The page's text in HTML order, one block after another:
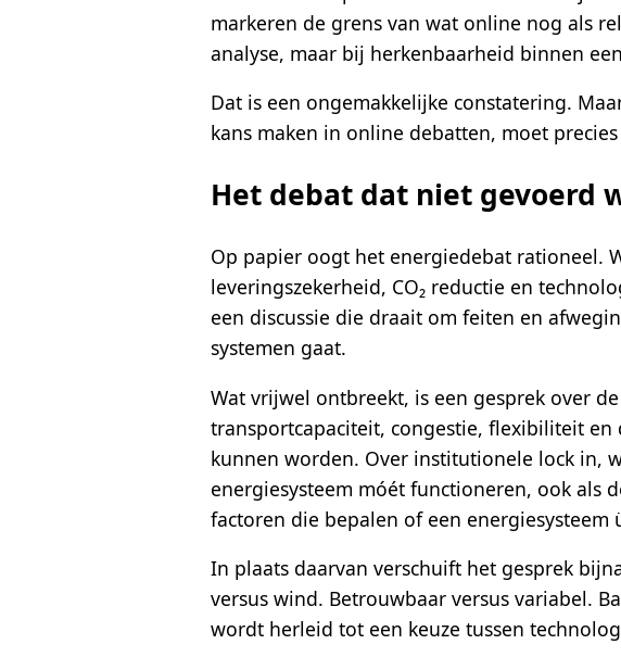
markeren de grens van wat online nog als
analyse, maar bij herkenbaarheid binnen
Dat is een ongemakkelijke constatering.
kans maken in online debatten, moet
Het debat dat niet gevoerd
Op papier oogt het energiedebat rationeel.
leveringszekerheid, CO₂ reductie en
een discussie die draait om feiten en
systemen gaat.
Wat vrijwel ontbreekt, is een gesprek over
transportcapaciteit, congestie, flexibiliteit
kunnen worden. Over institutionele lock in,
energiesysteem móét functioneren, ook als
factoren die bepalen of een energiesysteem
In plaats daarvan verschuift het gesprek
versus wind. Betrouwbaar versus variabel.
wordt herleid tot een keuze tussen